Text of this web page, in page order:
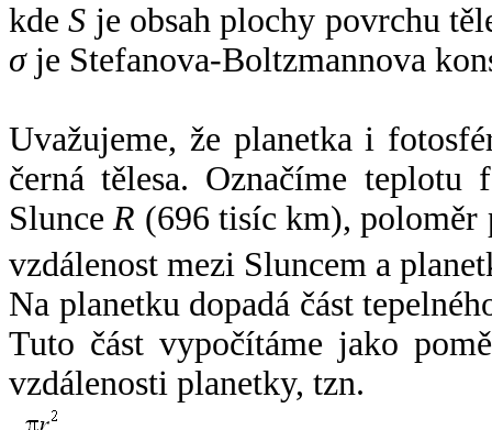
kdeS je obsah plochy povrchu
σje Stefanova-Boltzmannova
Uvažujeme, že planetka i
černá tělesa. Označíme
SlunceR (696 tisíc km),
vzdálenost mezi Sluncem a
Na planetku dopadá část
Tuto část vypočítáme jako
vzdálenosti planetky, tzn.